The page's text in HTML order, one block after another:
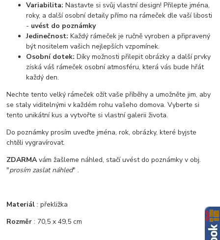
Variabilita: Nastavte si svůj vlastní design! Přilepte jména,
roky, a další osobní detaily přímo na rámeček dle vaší libosti
- uvést do poznámky
Jedinečnost: Každý rámeček je ručně vyroben a připravený
být nositelem vašich nejlepších vzpomínek.
Osobní dotek: Díky možnosti přilepit obrázky a další prvky
získá váš rámeček osobní atmosféru, která vás bude hřát
každý den.
Nechte tento velký rámeček ožít vaše příběhy a umožněte jim, aby
se staly viditelnými v každém rohu vašeho domova. Vyberte si
tento unikátní kus a vytvořte si vlastní galerii života.
Do poznámky prosím uveďte jména, rok, obrázky, které byjste
chtěli vygravírovat.
ZDARMAvám žašleme náhled, stačí uvést do poznámky v obj.
"prosím zaslat náhled" .
Materiál: překližka
Rozměr: 70,5 x 49,5 cm